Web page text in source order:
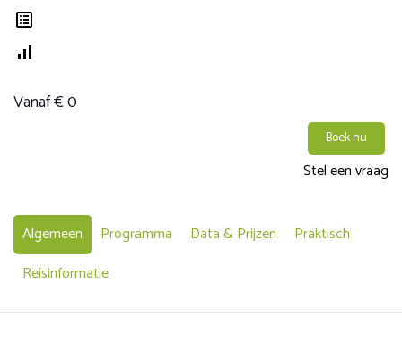
Vanaf € 0
Boek nu
Stel een vraag
Algemeen Programma Data & Prijzen
Praktisch
Reisinformatie